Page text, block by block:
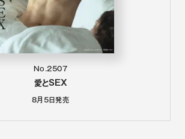
No.2507
愛とSEX
8月5日発売